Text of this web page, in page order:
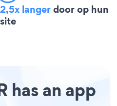
2,5x langerdoor op hun
site
has an app